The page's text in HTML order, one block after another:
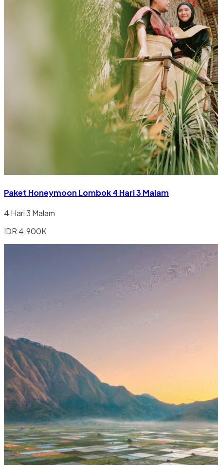
Paket Honeymoon Lombok 4 Hari 3 Malam
4 Hari 3 Malam
IDR 4.900K